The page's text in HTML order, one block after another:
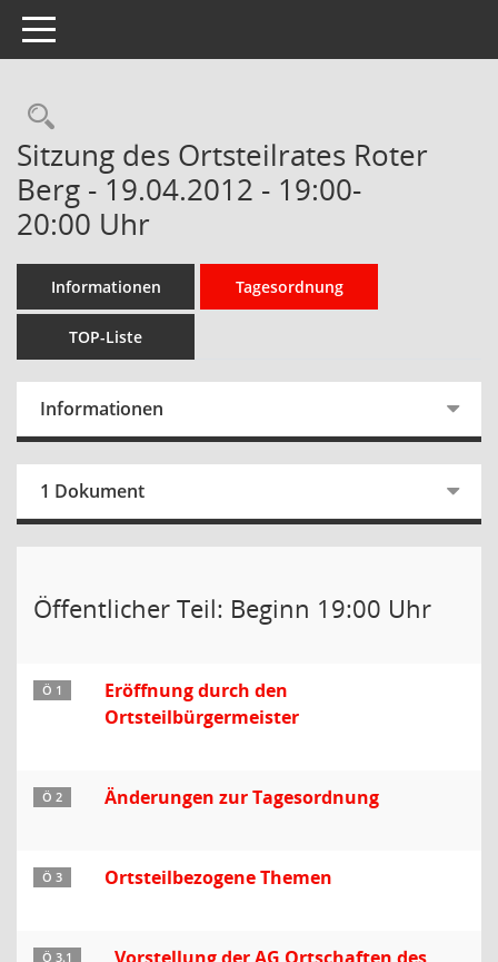
Toggle navigation
Rechercheauswahl
Sitzung des Ortsteilrates Roter
Berg - 19.04.2012 - 19:00-
20:00 Uhr
Informationen Tagesordnung
TOP-Liste
Informationen
1 Dokument
Öffentlicher Teil: Beginn 19:00 Uhr
Ö 1
Eröffnung durch den
Ortsteilbürgermeister
Ö 2 Änderungen zur Tagesordnung
Ö 3 Ortsteilbezogene Themen
Ö 3.1